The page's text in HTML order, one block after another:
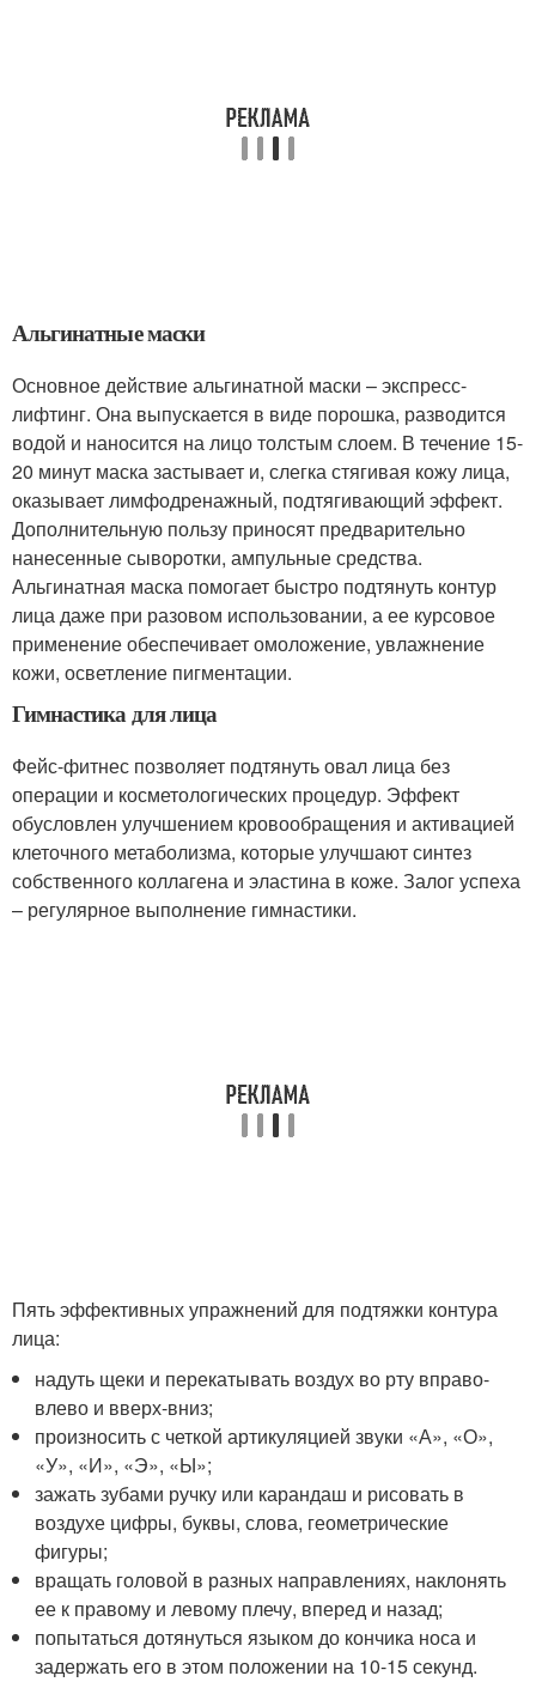
Альгинатные маски
Основное действие альгинатной маски – экспресс-
лифтинг. Она выпускается в виде порошка, разводится
водой и наносится на лицо толстым слоем. В течение 15-
20 минут маска застывает и, слегка стягивая кожу лица,
оказывает лимфодренажный, подтягивающий эффект.
Дополнительную пользу приносят предварительно
нанесенные сыворотки, ампульные средства.
Альгинатная маска помогает быстро подтянуть контур
лица даже при разовом использовании, а ее курсовое
применение обеспечивает омоложение, увлажнение
кожи, осветление пигментации.
Гимнастика для лица
Фейс-фитнес позволяет подтянуть овал лица без
операции и косметологических процедур. Эффект
обусловлен улучшением кровообращения и активацией
клеточного метаболизма, которые улучшают синтез
собственного коллагена и эластина в коже. Залог успеха
– регулярное выполнение гимнастики.
Пять эффективных упражнений для подтяжки контура
лица:
надуть щеки и перекатывать воздух во рту вправо-
влево и вверх-вниз;
произносить с четкой артикуляцией звуки «А», «О»,
«У», «И», «Э», «Ы»;
зажать зубами ручку или карандаш и рисовать в
воздухе цифры, буквы, слова, геометрические
фигуры;
вращать головой в разных направлениях, наклонять
ее к правому и левому плечу, вперед и назад;
попытаться дотянуться языком до кончика носа и
задержать его в этом положении на 10-15 секунд.